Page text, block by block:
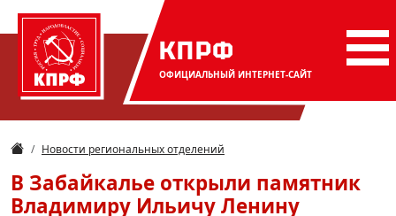
КПРФ
ОФИЦИАЛЬНЫЙ ИНТЕРНЕТ-САЙТ
Новости региональных отделений
В Забайкалье открыли памятник
Владимиру Ильичу Ленину